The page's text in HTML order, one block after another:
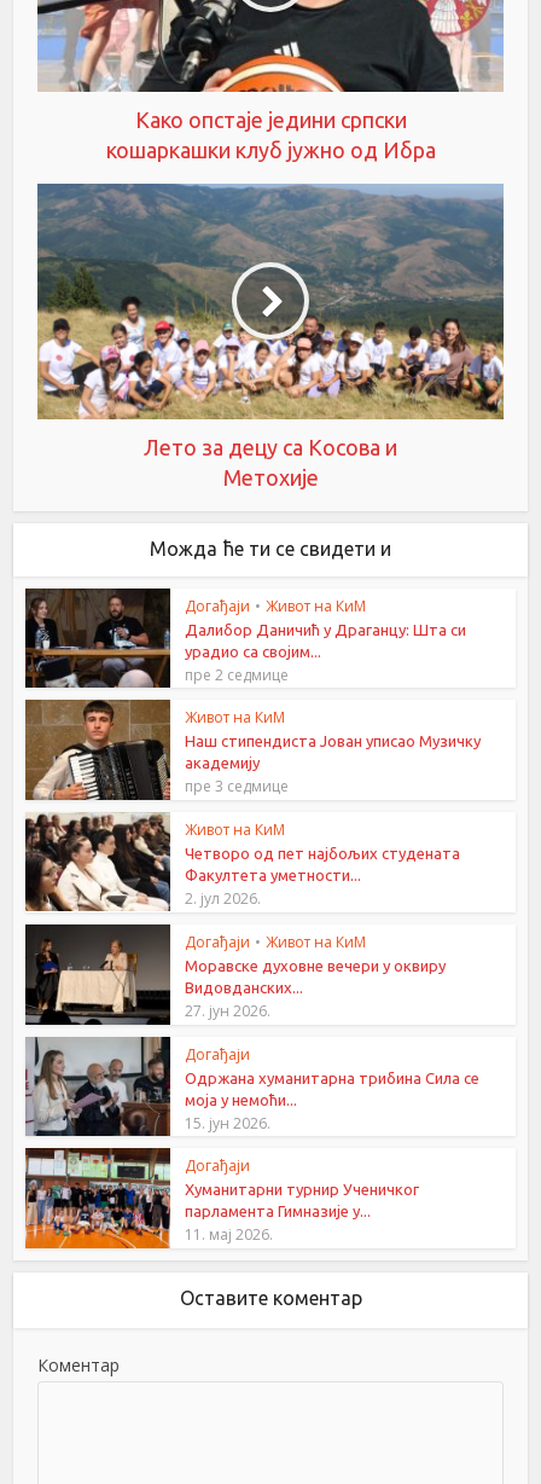
Како опстаје једини српски
кошаркашки клуб јужно од Ибра
Лето за децу са Косова и
Метохије
Можда ће ти се свидети и
Догађаји • Живот на КиМ
Далибор Даничић у Драганцу: Шта си
урадио са својим...
пре 2 седмице
Живот на КиМ
Наш стипендиста Јован уписао Музичку
академију
пре 3 седмице
Живот на КиМ
Четворо од пет најбољих студената
Факултета уметности...
2. јул 2026.
Догађаји • Живот на КиМ
Моравске духовне вечери у оквиру
Видовданских...
27. јун 2026.
Догађаји
Одржана хуманитарна трибина Сила се
моја у немоћи...
15. јун 2026.
Догађаји
Хуманитарни турнир Ученичког
парламента Гимназије у...
11. мај 2026.
Оставите коментар
Коментар